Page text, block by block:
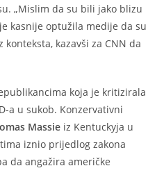
„Mislim da su bili jako blizu
kasnije optužila medije da su
kazavši za CNN da
koja je kritizirala
a u sukob. Konzervativni
Massie iz Kentuckyja u
iznio prijedlog zakona
da angažira američke